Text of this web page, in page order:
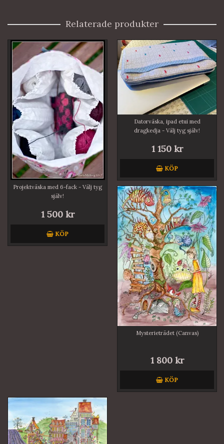
Relaterade produkter
Projektväska med 6-fack - Välj tyg
själv!
1 500 kr
KÖP
Datorväska, ipad etui med
dragkedja - Välj tyg själv!
1 150 kr
KÖP
Mysterieträdet (Canvas)
1 800 kr
KÖP